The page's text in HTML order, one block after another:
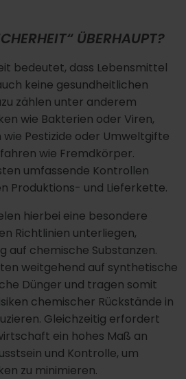
ÜBERHAUPT?
bedeutet, dass Lebensmittel
keine gesundheitlichen
zählen unter anderem
wie Bakterien oder Viren,
Pestizide oder Umweltgifte
wie Fremdkörper.
umfassende Kontrollen
Produktions- und Lieferkette.
hierbei eine besondere
Richtlinien unterliegen,
auf chemische Substanzen.
weitgehend auf synthetische
Dünger und tragen somit
chemischer Rückstände in
Gleichzeitig erfordert
ein hohes Maß an
und Kontrolle, um
zu minimieren.